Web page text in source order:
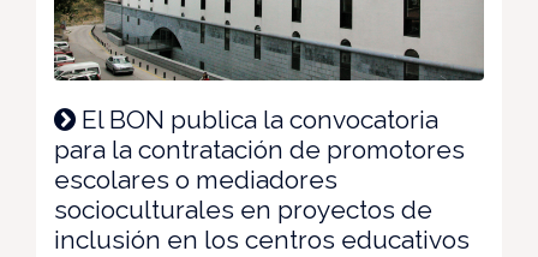
El BON publica la convocatoria
para la contratación de promotores
escolares o mediadores
socioculturales en proyectos de
inclusión en los centros educativos